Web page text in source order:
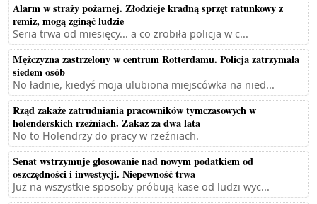
Alarm w straży pożarnej. Złodzieje kradną sprzęt ratunkowy z
remiz, mogą zginąć ludzie
Seria trwa od miesięcy... a co zrobiła policja w c...
Mężczyzna zastrzelony w centrum Rotterdamu. Policja zatrzymała
siedem osób
No ładnie, kiedyś moja ulubiona miejscówka na nied...
Rząd zakaże zatrudniania pracowników tymczasowych w
holenderskich rzeźniach. Zakaz za dwa lata
No to Holendrzy do pracy w rzeźniach.
Senat wstrzymuje głosowanie nad nowym podatkiem od
oszczędności i inwestycji. Niepewność trwa
Już na wszystkie sposoby próbują kase od ludzi wyc...